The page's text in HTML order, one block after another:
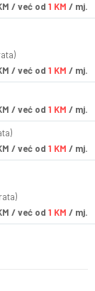
/ već od 1 KM / mj.
/ već od 1 KM / mj.
/ već od 1 KM / mj.
/ već od 1 KM / mj.
/ već od 1 KM / mj.